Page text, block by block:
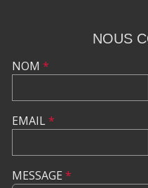
NOUS
NOM *
EMAIL*
MESSAGE *